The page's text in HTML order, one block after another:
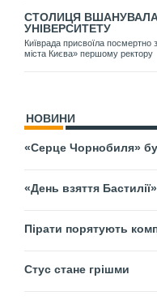
СТОЛИЦЯ
УНІВЕРСИТЕТУ
Київрада присвоїла
міста Києва» першому ректору
НОВИНИ
«Серце Чорнобиля»
«День взяття
Пірати порятують
Стус стане грішми